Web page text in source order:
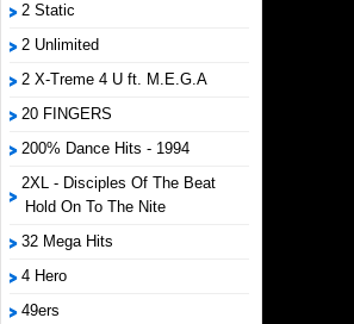
2 Static
2 Unlimited
2 X-Treme 4 U ft. M.E.G.A
20 FINGERS
200% Dance Hits - 1994
2XL - Disciples Of The Beat
Hold On To The Nite
32 Mega Hits
4 Hero
49ers